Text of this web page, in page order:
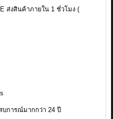
ส่งสินค้าภายใน 1 ชั่วโมง (
บการณ์มากกว่า 24 ปี